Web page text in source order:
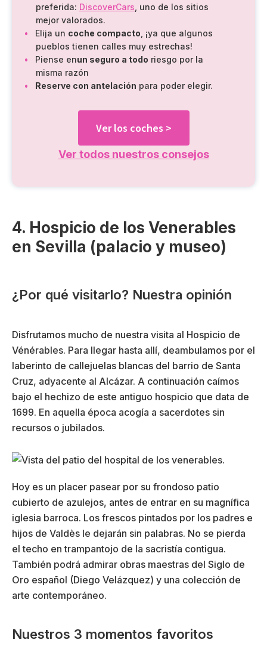
preferida: DiscoverCars , uno de los sitios
mejor valorados.
Elija un coche compacto , ¡ya que algunos
pueblos tienen calles muy estrechas!
Piense enun seguro a todo riesgo por la
misma razón
Reserve con antelación para poder elegir.
Ver los coches >
Ver todos nuestros consejos
4. Hospicio de los Venerables
en Sevilla (palacio y museo)
¿Por qué visitarlo? Nuestra opinión
Disfrutamos mucho de nuestra visita al Hospicio de
Vénérables. Para llegar hasta allí, deambulamos por el
laberinto de callejuelas blancas del barrio de Santa
Cruz, adyacente al Alcázar. A continuación caímos
bajo el hechizo de este antiguo hospicio que data de
1699. En aquella época acogía a sacerdotes sin
recursos o jubilados.
Hoy es un placer pasear por su frondoso patio
cubierto de azulejos, antes de entrar en su magnífica
iglesia barroca. Los frescos pintados por los padres e
hijos de Valdès le dejarán sin palabras. No se pierda
el techo en trampantojo de la sacristía contigua.
También podrá admirar obras maestras del Siglo de
Oro español (Diego Velázquez) y una colección de
arte contemporáneo.
Nuestros 3 momentos favoritos